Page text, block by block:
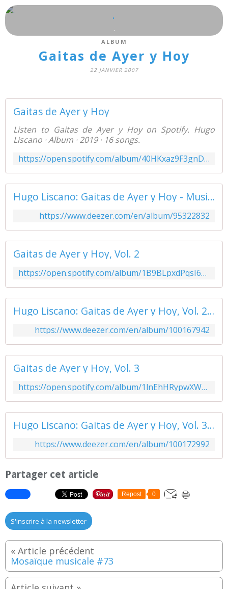
.
.
ALBUM
Gaitas de Ayer y Hoy
22 JANVIER 2007
Gaitas de Ayer y Hoy
Listen to Gaitas de Ayer y Hoy on Spotify. Hugo
Liscano · Album · 2019 · 16 songs.
https://open.spotify.com/album/40HKxaz9F3gnDl56S1QARB
Hugo Liscano: Gaitas de Ayer y Hoy - Music Streaming - Listen on Deezer
https://www.deezer.com/en/album/95322832
Gaitas de Ayer y Hoy, Vol. 2
https://open.spotify.com/album/1B9BLpxdPqsI6wTk2QEJ0i
Hugo Liscano: Gaitas de Ayer y Hoy, Vol. 2 - Music Streaming - Listen on Deezer
https://www.deezer.com/en/album/100167942
Gaitas de Ayer y Hoy, Vol. 3
https://open.spotify.com/album/1lnEhHRypwXWO6Hv8ZYP2K
Hugo Liscano: Gaitas de Ayer y Hoy, Vol. 3 - Music Streaming - Listen on Deezer
https://www.deezer.com/en/album/100172992
Partager cet article
Repost 0
S'inscrire à la newsletter
Mosaïque musicale #73